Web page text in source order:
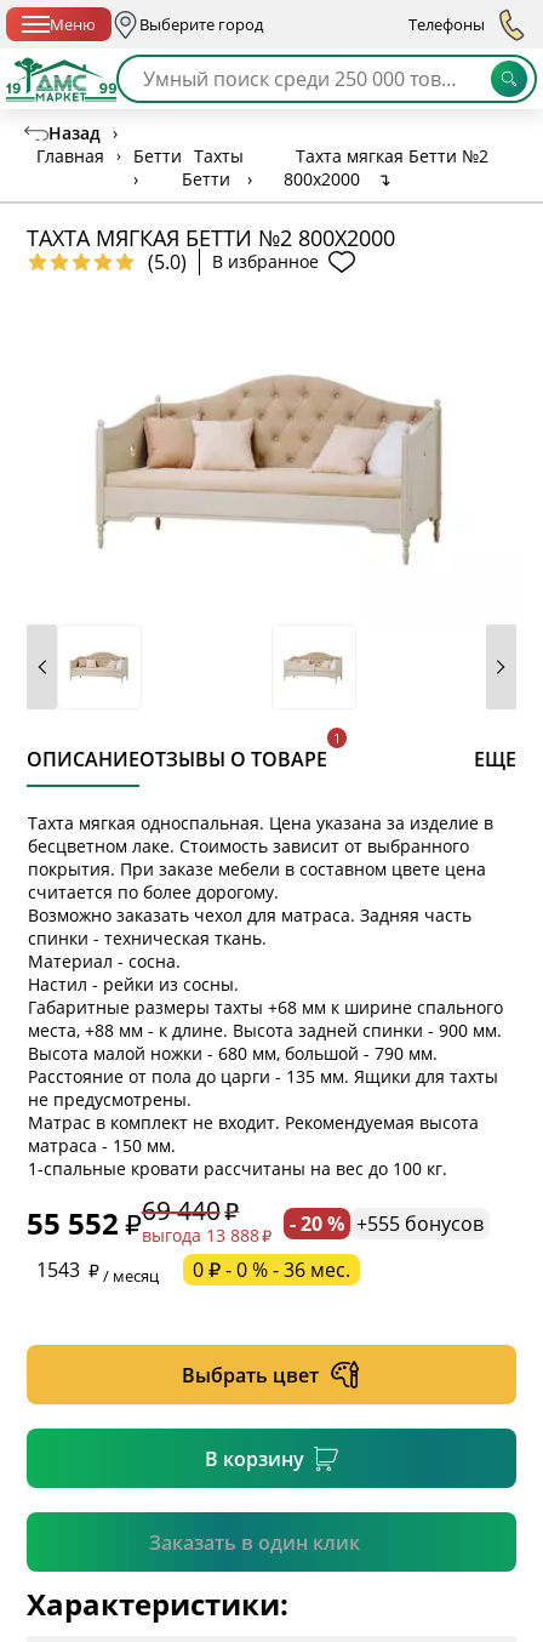
Меню Выберите город Телефоны
Назад ›
Главная
›
Бетти
›
Тахты
Бетти
›
Тахта мягкая Бетти №2
800х2000
↴
ТАХТА МЯГКАЯ БЕТТИ №2 800Х2000
(5.0) В избранное
ОПИСАНИЕОТЗЫВЫ О ТОВАРЕ ЕЩЕ
Тахта мягкая односпальная. Цена указана за изделие в
бесцветном лаке. Стоимость зависит от выбранного
покрытия. При заказе мебели в составном цвете цена
считается по более дорогому.
Возможно заказать чехол для матраса. Задняя часть
спинки - техническая ткань.
Материал - сосна.
Настил - рейки из сосны.
Габаритные размеры тахты +68 мм к ширине спального
места, +88 мм - к длине. Высота задней спинки - 900 мм.
Высота малой ножки - 680 мм, большой - 790 мм.
Расстояние от пола до царги - 135 мм. Ящики для тахты
не предусмотрены.
Матрас в комплект не входит. Рекомендуемая высота
матраса - 150 мм.
1-спальные кровати рассчитаны на вес до 100 кг.
55 552 69 440
выгода 13 888 - 20 % +555 бонусов
1543
/ месяц 0 ₽ - 0 % - 36 мес.
Выбрать цвет
В корзину
Заказать в один клик
* обязательное поле
Подтвердить
Характеристики: